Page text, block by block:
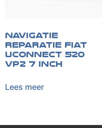
Navigatie
reparatie Fiat
Uconnect 520
VP2 7 inch
Lees meer